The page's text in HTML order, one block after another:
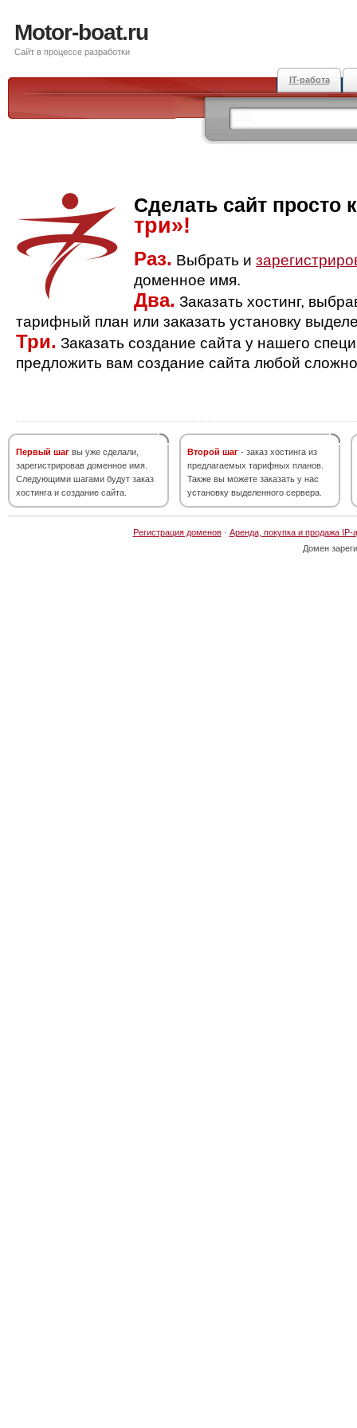
Motor-boat.ru
Сайт в процессе разработки
IT-работа
Сделать сайт просто
три»!
Раз. Выбрать и
доменное имя.
Два. Заказать хостинг,
тарифный план или заказать установку
Три. Заказать создание сайта у нашего
предложить вам создание сайта любой
Первый шаг вы уже сделали,
зарегистрировав доменное имя.
Следующими шагами будут заказ
хостинга и создание сайта.
Второй шаг - заказ хостинга из
предлагаемых тарифных планов.
Также вы можете заказать у нас
установку выделенного сервера.
Регистрация доменов· Аренда, покупка и продажа IP-
Домен